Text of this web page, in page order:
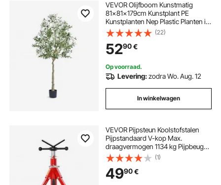
VEVOR Olijfboom Kunstmatig
81x81x179cm Kunstplant PE
Kunstplanten Nep Plastic Planten in
Pot Kunstbloem Geurloos
Waterdicht Ideaal voor Decoratie
van Slaapkamer Studeerkamer
Woonkamer
(22)
5290€
Op voorraad.
Levering:zodra Wo. Aug. 12
In winkelwagen
VEVOR Pijpsteun Koolstofstalen
Pijpstandaard V-kop Max.
draagvermogen 1134 kg Pijpbeugel
in hoogte verstelbaar van 61 tot 107
cm Opklapbare poten voor
transport Ideaal voor
draadsnijmachines Rolgroeven
(1)
4990€